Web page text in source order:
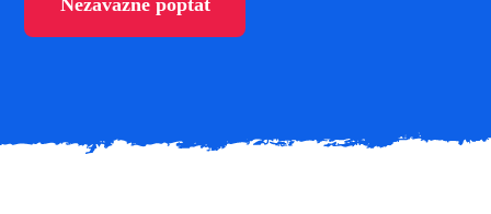
Nezávazně poptat